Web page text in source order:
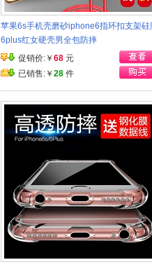
苹果6s手机壳磨砂iphone6指环扣支架硅
6plus红女硬壳男全包防摔
促销价:￥ 68 元
已销售:￥ 28 件